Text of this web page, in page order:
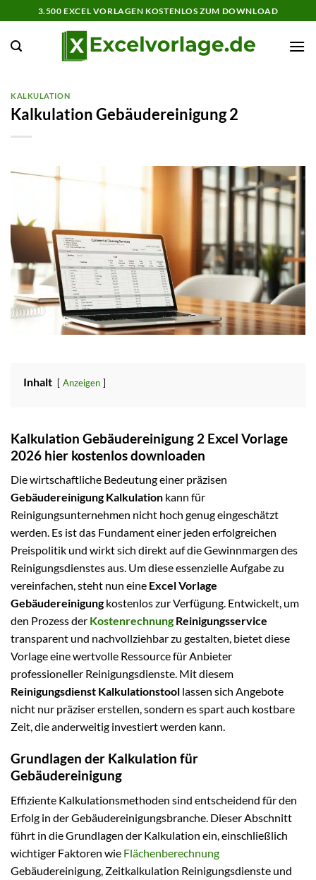
Inhalt
springen
3.500 EXCEL VORLAGEN KOSTENLOS ZUM DOWNLOAD
KALKULATION
Kalkulation Gebäudereinigung 2
Inhalt Anzeigen
Kalkulation Gebäudereinigung 2 Excel Vorlage
2026 hier kostenlos downloaden
Die wirtschaftliche Bedeutung einer präzisen
Gebäudereinigung Kalkulation kann für
Reinigungsunternehmen nicht hoch genug eingeschätzt
werden. Es ist das Fundament einer jeden erfolgreichen
Preispolitik und wirkt sich direkt auf die Gewinnmargen des
Reinigungsdienstes aus. Um diese essenzielle Aufgabe zu
vereinfachen, steht nun eine Excel Vorlage
Gebäudereinigungkostenlos zur Verfügung. Entwickelt, um
den Prozess der KostenrechnungReinigungsservice
transparent und nachvollziehbar zu gestalten, bietet diese
Vorlage eine wertvolle Ressource für Anbieter
professioneller Reinigungsdienste. Mit diesem
Reinigungsdienst Kalkulationstool lassen sich Angebote
nicht nur präziser erstellen, sondern es spart auch kostbare
Zeit, die anderweitig investiert werden kann.
Grundlagen der Kalkulation für
Gebäudereinigung
Effiziente Kalkulationsmethoden sind entscheidend für den
Erfolg in der Gebäudereinigungsbranche. Dieser Abschnitt
führt in die Grundlagen der Kalkulation ein, einschließlich
wichtiger Faktoren wie Flächenberechnung
Gebäudereinigung, Zeitkalkulation Reinigungsdienste und